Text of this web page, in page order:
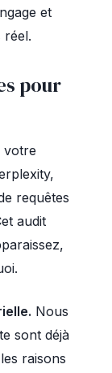
et
réel.
pour
votre
requêtes
audit
Nous
sont déjà
raisons